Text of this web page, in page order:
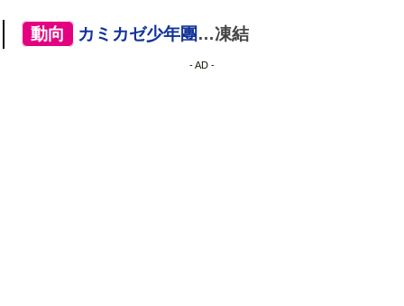
動向 カミカゼ少年團…凍結
- AD -